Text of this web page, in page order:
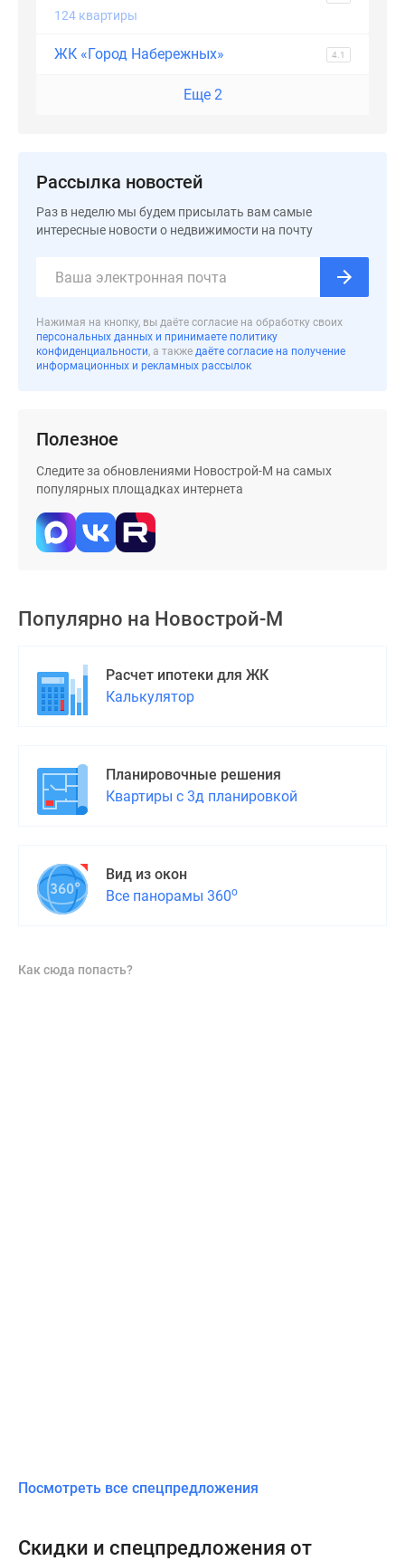
коттеджи
Готовые
коттеджные
поселки
коттеджные
Коттеджные
поселки
водоема
Коттеджные
поселки
ипотеку
Коттеджи
124 квартиры
ЖК «Город Набережных» 4.1
Еще 2
Рассылка новостей
Раз в неделю мы будем присылать вам самые
интересные новости о недвижимости на почту
Нажимая на кнопку, вы даёте согласие на обработку своих
персональных данных и принимаете политику
конфиденциальности, а также даёте согласие на получение
информационных и рекламных рассылок
Полезное
Следите за обновлениями Новострой-М на самых
популярных площадках интернета
Популярно на Новострой-М
Расчет ипотеки для ЖК
Калькулятор
Планировочные решения
Квартиры с 3д планировкой
Вид из окон
Все панорамы 360о
Как сюда попасть?
Посмотреть все спецпредложения
Скидки и спецпредложения от